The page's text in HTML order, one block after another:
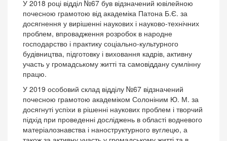
У 2018 році відділ №67 був відзначений ювілейною
почесною грамотою від академіка Патона Б.Є. за
досягнення у вирішенні наукових і науково-технічних
проблем, впровадження розробок в народне
господарство і практику соціально-культурного
будівництва, підготовку і виховання кадрів, активну
участь у громадському житті та самовіддану сумлінну
працю.
У 2019 особовий склад відділу №67 відзначений
почесною грамотою академіком Солоніним Ю. М. за
досягнуті успіхи в рішенні наукових проблем і творчий
підхід при проведенні досліджень в області водневого
матеріалознавства і наноструктурного вуглецю, а